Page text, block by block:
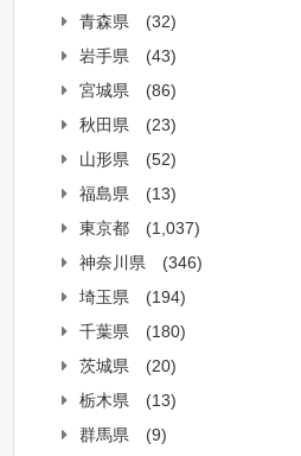
青森県
(32)
岩手県
(43)
宮城県
(86)
秋田県
(23)
山形県
(52)
福島県
(13)
東京都
(1,037)
神奈川県
(346)
埼玉県
(194)
千葉県
(180)
茨城県
(20)
栃木県
(13)
群馬県
(9)